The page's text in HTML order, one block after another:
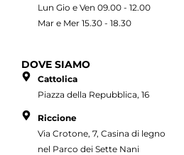
Lun Gio e Ven 09.00 - 12.00
Mar e Mer 15.30 - 18.30
DOVE SIAMO
Cattolica
Piazza della Repubblica, 16
Riccione
Via Crotone, 7, Casina di legno
nel Parco dei Sette Nani